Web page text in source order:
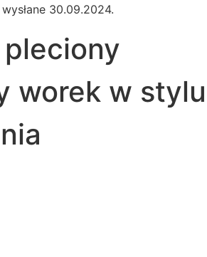
30.09.2024.
worek w stylu